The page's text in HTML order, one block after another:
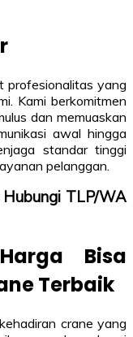
profesionalitas yang
Kami berkomitmen
dan memuaskan
awal hingga
standar tinggi
pelanggan.
TLP/WA
Bisa
Terbaik
crane yang